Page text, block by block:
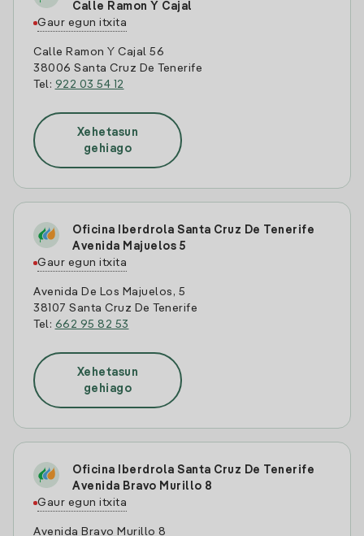
Calle Ramon Y Cajal
Gaur egun itxita
Calle Ramon Y Cajal 56
38006 Santa Cruz De Tenerife
Tel: 922 03 54 12
Xehetasun
gehiago
Oficina Iberdrola Santa Cruz De Tenerife
Avenida Majuelos 5
Gaur egun itxita
Avenida De Los Majuelos, 5
38107 Santa Cruz De Tenerife
Tel: 662 95 82 53
Xehetasun
gehiago
Oficina Iberdrola Santa Cruz De Tenerife
Avenida Bravo Murillo 8
Gaur egun itxita
Avenida Bravo Murillo 8